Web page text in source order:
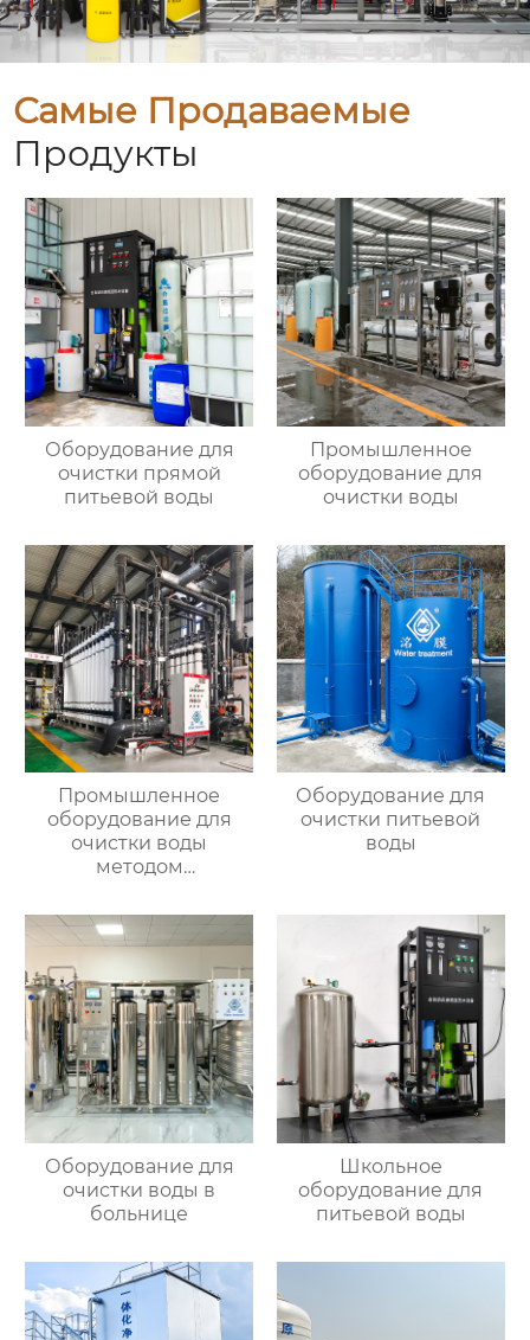
Самые Продаваемые
Продукты
Оборудование для
очистки прямой
питьевой воды
Промышленное
оборудование для
очистки воды
Промышленное
оборудование для
очистки воды
методом
Оборудование для
очистки питьевой
воды
Оборудование для
очистки воды в
больнице
Школьное
оборудование для
питьевой воды